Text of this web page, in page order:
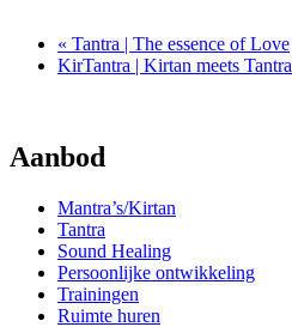
« Tantra | The essence of Love
KirTantra | Kirtan meets Tantra
Aanbod
Mantra’s/Kirtan
Tantra
Sound Healing
Persoonlijke ontwikkeling
Trainingen
Ruimte huren